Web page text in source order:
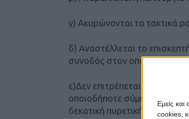
Εμείς
cookies,
γ) Ακυρώνονται τα τακτικά
δ) Αναστέλλεται το
συνοδός στον οποίο θα
ε)Δεν επιτρέπεται η
οποιοδήποτε σύμπτωμα
δεκατική πυρετική κίνηση,